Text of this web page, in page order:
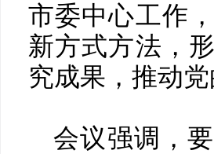
市委中心工作
新方式方法，
究成果，推动
会议强调，